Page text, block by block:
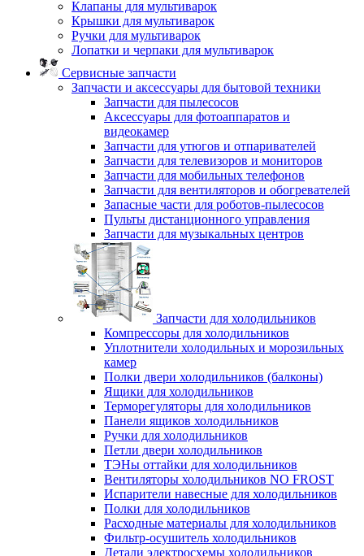
Клапаны для мультиварок
Крышки для мультиварок
Ручки для мультиварок
Лопатки и черпаки для мультиварок
Сервисные запчасти
Запчасти и аксессуары для бытовой техники
Запчасти для пылесосов
Аксессуары для фотоаппаратов и
видеокамер
Запчасти для утюгов и отпаривателей
Запчасти для телевизоров и мониторов
Запчасти для мобильных телефонов
Запчасти для вентиляторов и обогревателей
Запасные части для роботов-пылесосов
Пульты дистанционного управления
Запчасти для музыкальных центров
Запчасти для холодильников
Компрессоры для холодильников
Уплотнители холодильных и морозильных
камер
Полки двери холодильников (балконы)
Ящики для холодильников
Терморегуляторы для холодильников
Панели ящиков холодильников
Ручки для холодильников
Петли двери холодильников
ТЭНы оттайки для холодильников
Вентиляторы холодильников NO FROST
Испарители навесные для холодильников
Полки для холодильников
Расходные материалы для холодильников
Фильтр-осушитель холодильников
Детали электросхемы холодильников